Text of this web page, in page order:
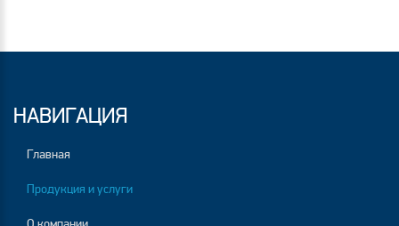
НАВИГАЦИЯ
Главная
Продукция и услуги